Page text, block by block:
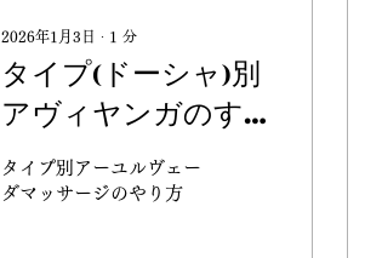
2026年1月3日 ∙ 1 分
タイプ(ドーシャ)別
アヴィヤンガのすす
め
タイプ別アーユルヴェー
ダマッサージのやり方